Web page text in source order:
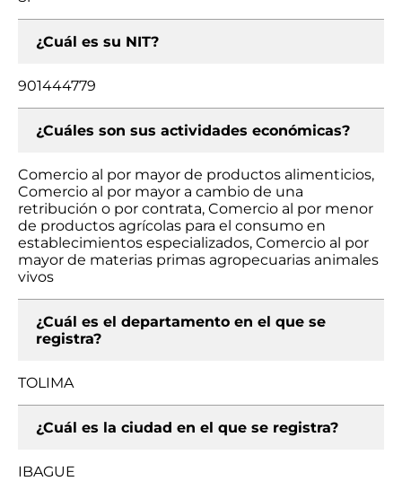
¿Cuál es su NIT?
901444779
¿Cuáles son sus actividades económicas?
Comercio al por mayor de productos alimenticios,
Comercio al por mayor a cambio de una
retribución o por contrata, Comercio al por menor
de productos agrícolas para el consumo en
establecimientos especializados, Comercio al por
mayor de materias primas agropecuarias animales
vivos
¿Cuál es el departamento en el que se
registra?
TOLIMA
¿Cuál es la ciudad en el que se registra?
IBAGUE